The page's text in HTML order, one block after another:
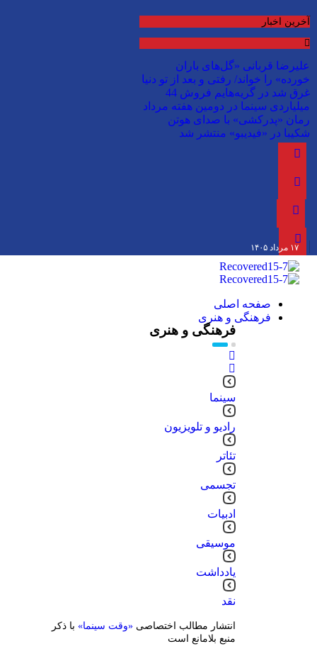
آخرین اخبار
علیرضا قربانی «گل‌های باران
خورده» را خواند/ رفتی و بعد از تو دنیا
غرق شد در گریه‌هایم
فروش 44
میلیاردی سینما در دومین هفته مرداد
رمان «پدرکشی» با صدای هوتن
شکیبا در «فیدیبو» منتشر شد
۱۷ مرداد ۱۴۰۵
صفحه اصلی
فرهنگی و هنری
فرهنگی و هنری
سینما
رادیو و تلویزیون
تئاتر
تجسمی
ادبیات
موسیقی
یادداشت
نقد
انتشار مطالب اختصاصی «وقت سینما» با ذکر
منبع بلامانع است